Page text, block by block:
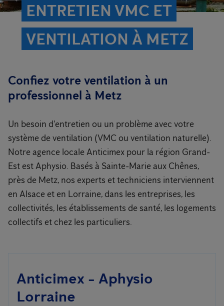
ENTRETIEN VMC ET
VENTILATION À METZ
Confiez votre ventilation à un
professionnel à Metz
Un besoin d'entretien ou un problème avec votre
système de ventilation (VMC ou ventilation naturelle).
Notre agence locale Anticimex pour la région Grand-
Est est Aphysio. Basés à Sainte-Marie aux Chênes,
près de Metz, nos experts et techniciens interviennent
en Alsace et en Lorraine, dans les entreprises, les
collectivités, les établissements de santé, les logements
collectifs et chez les particuliers.
Anticimex - Aphysio
Lorraine